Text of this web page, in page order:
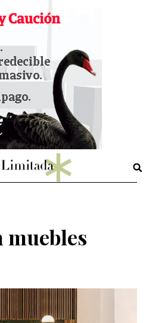
muebles